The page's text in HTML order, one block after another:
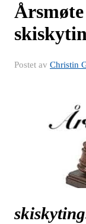
Postet av Christin